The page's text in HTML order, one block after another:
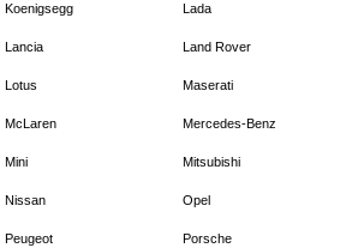
Koenigsegg Lada
Lancia Land Rover
Lotus Maserati
McLaren Mercedes-Benz
Mini Mitsubishi
Nissan Opel
Peugeot Porsche